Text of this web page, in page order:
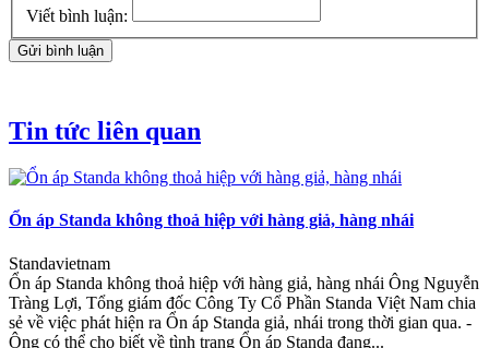
Viết bình luận:
Gửi bình luận
Tin tức liên quan
Ổn áp Standa không thoả hiệp với hàng giả, hàng nhái
Standavietnam
Ổn áp Standa không thoả hiệp với hàng giả, hàng nhái Ông Nguyễn
Tràng Lợi, Tổng giám đốc Công Ty Cổ Phần Standa Việt Nam chia
sẻ về việc phát hiện ra Ổn áp Standa giả, nhái trong thời gian qua. -
Ông có thể cho biết về tình trạng Ổn áp Standa đang...